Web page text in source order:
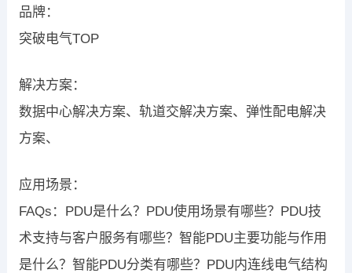
品牌：
突破电气TOP
解决方案：
数据中心解决方案、轨道交解决方案、弹性配电解决
方案、
应用场景：
FAQs：PDU是什么？PDU使用场景有哪些？PDU技
术支持与客户服务有哪些？智能PDU主要功能与作用
是什么？智能PDU分类有哪些？PDU内连线电气结构